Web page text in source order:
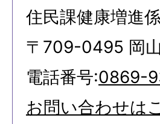
住民課健康増進係
〒709-0495 岡
電話番号:0869-
お問い合わせは